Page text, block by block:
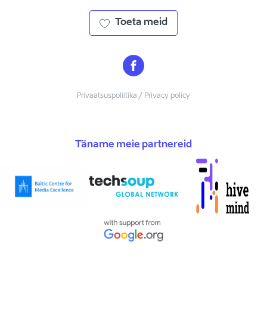
Toeta meid
Privaatsuspoliitika / Privacy policy
Täname meie partnereid